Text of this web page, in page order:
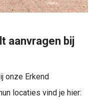
aanvragen bij
onze Erkend
locaties vind je hier: